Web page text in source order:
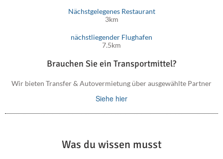
Nächstgelegenes Restaurant
3km
nächstliegender Flughafen
7.5km
Brauchen Sie ein Transportmittel?
Wir bieten Transfer & Autovermietung über ausgewählte Partner
Siehe hier
Was du wissen musst